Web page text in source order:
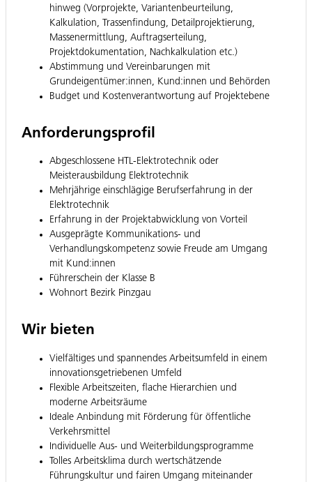
hinweg (Vorprojekte, Variantenbeurteilung,
Kalkulation, Trassenfindung, Detailprojektierung,
Massenermittlung, Auftragserteilung,
Projektdokumentation, Nachkalkulation etc.)
Abstimmung und Vereinbarungen mit
Grundeigentümer:innen, Kund:innen und Behörden
Budget und Kostenverantwortung auf Projektebene
Anforderungsprofil
Abgeschlossene HTL-Elektrotechnik oder
Meisterausbildung Elektrotechnik
Mehrjährige einschlägige Berufserfahrung in der
Elektrotechnik
Erfahrung in der Projektabwicklung von Vorteil
Ausgeprägte Kommunikations- und
Verhandlungskompetenz sowie Freude am Umgang
mit Kund:innen
Führerschein der Klasse B
Wohnort Bezirk Pinzgau
Wir bieten
Vielfältiges und spannendes Arbeitsumfeld in einem
innovationsgetriebenen Umfeld
Flexible Arbeitszeiten, flache Hierarchien und
moderne Arbeitsräume
Ideale Anbindung mit Förderung für öffentliche
Verkehrsmittel
Individuelle Aus- und Weiterbildungsprogramme
Tolles Arbeitsklima durch wertschätzende
Führungskultur und fairen Umgang miteinander